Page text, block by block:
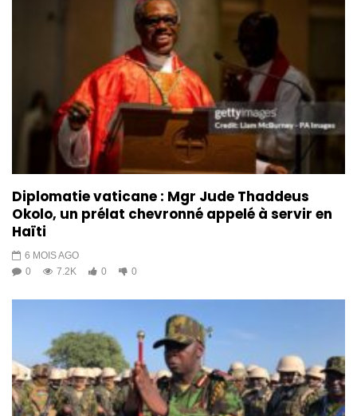
Diplomatie vaticane : Mgr Jude Thaddeus
Okolo, un prélat chevronné appelé à servir en
Haïti
6 MOIS AGO
0
7.2K 0 0